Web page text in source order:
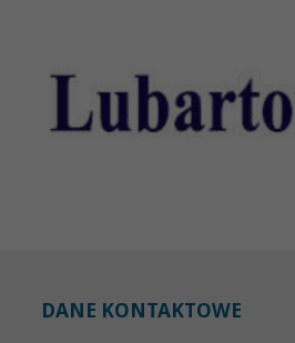
DANE KONTAKTOWE